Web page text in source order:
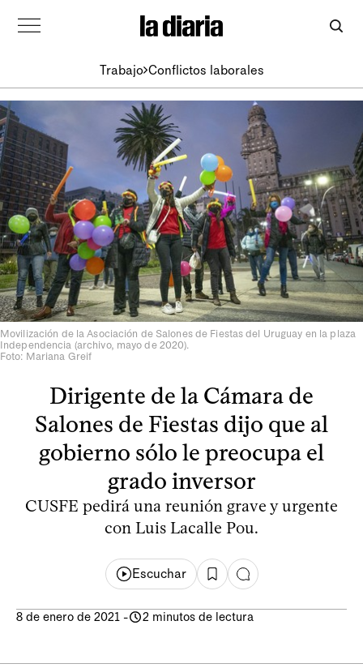
Trabajo Conflictos laborales
Movilización de la Asociación de Salones de Fiestas del Uruguay en la plaza
Independencia (archivo, mayo de 2020).
Foto: Mariana Greif
Dirigente de la Cámara de
Salones de Fiestas dijo que al
gobierno sólo le preocupa el
grado inversor
CUSFE pedirá una reunión grave y urgente
con Luis Lacalle Pou.
Escuchar
8 de enero de 2021 - 2 minutos de lectura